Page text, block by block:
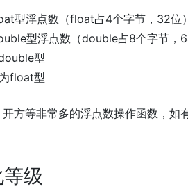
型浮点数（float占4个字节，32位）
型浮点数（double占8个字节，
型
float型
方等非常多的浮点数操作函数，如
级